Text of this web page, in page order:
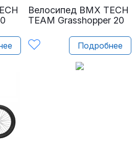
Велосипед BMX TECH
TEAM Grasshopper 20
Подробнее